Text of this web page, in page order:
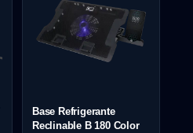
Base Refrigerante
Reclinable B 180 Color